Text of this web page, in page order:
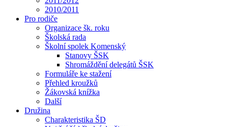
2010/2011
Pro rodiče
Organizace šk. roku
Školská rada
Školní spolek Komenský
Stanovy ŠSK
Shromáždění delegátů ŠSK
Formuláře ke stažení
Přehled kroužků
Žákovská knížka
Další
Družina
Charakteristika ŠD